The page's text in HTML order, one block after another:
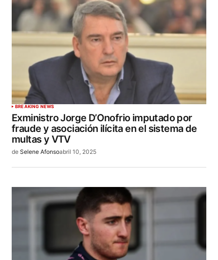
BREAKING NEWS
Exministro Jorge D’Onofrio imputado por
fraude y asociación ilícita en el sistema de
multas y VTV
de Selene Afonsoabril 10, 2025